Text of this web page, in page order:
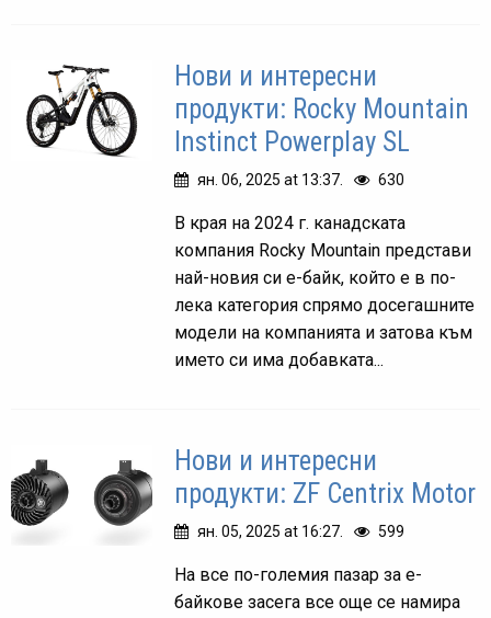
Нови и интересни
продукти: Rocky Mountain
Instinct Powerplay SL
ян. 06, 2025 at 13:37. 630
В края на 2024 г. канадската
компания Rocky Mountain представи
най-новия си е-байк, който е в по-
лека категория спрямо досегашните
модели на компанията и затова към
името си има добавката...
Нови и интересни
продукти: ZF Centrix Motor
ян. 05, 2025 at 16:27. 599
На все по-големия пазар за е-
байкове засега все още се намира